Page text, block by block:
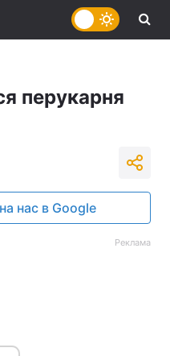
перукарня
нас в Google
Реклама